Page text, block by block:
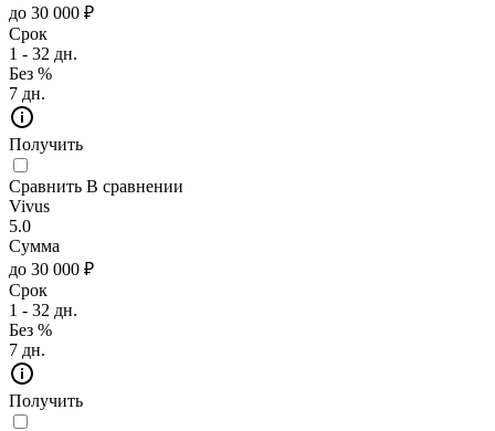
до 30 000 ₽
Срок
1 - 32 дн.
Без %
7 дн.
Получить
Сравнить В сравнении
Vivus
5.0
Сумма
до 30 000 ₽
Срок
1 - 32 дн.
Без %
7 дн.
Получить